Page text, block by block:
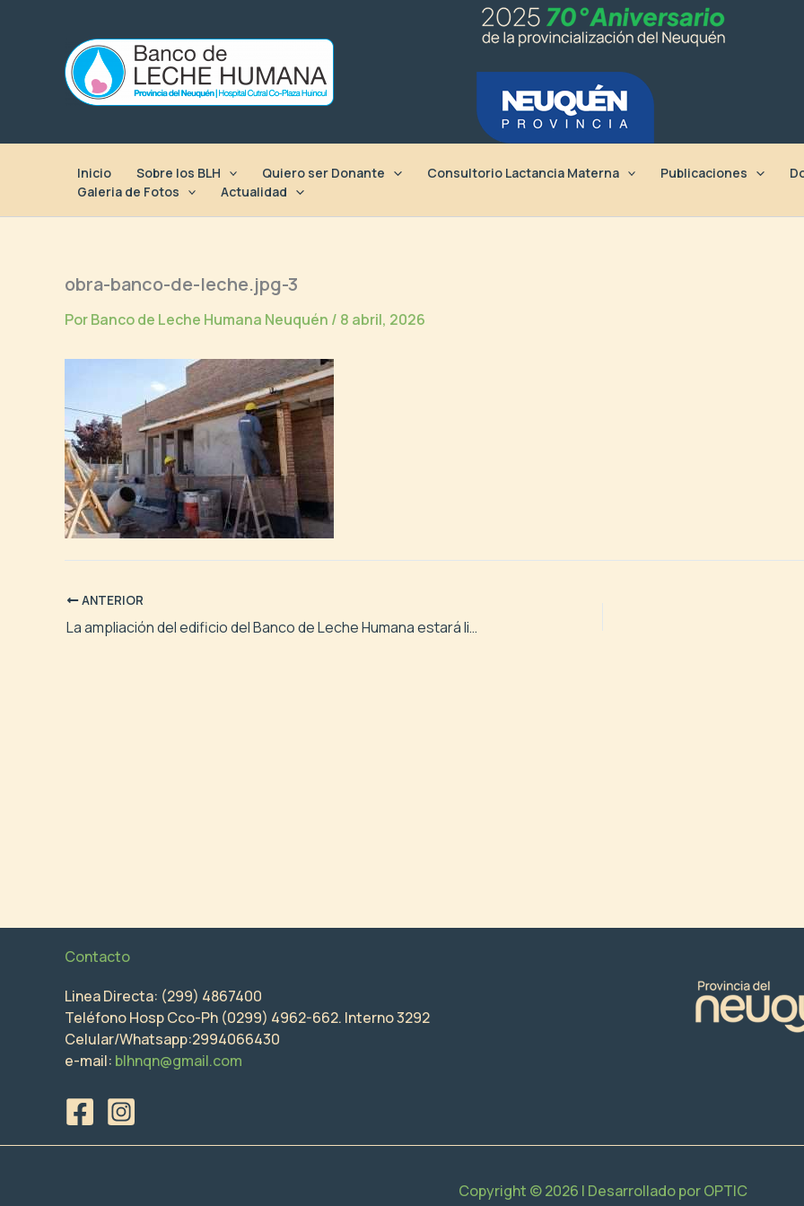
contenido
Inicio Sobre los BLH Quiero ser Donante Consultorio Lactancia Materna Publicaciones
Galeria de Fotos
Actualidad
obra-banco-de-leche.jpg-3
PorBanco de Leche Humana Neuquén / 8 abril, 2026
ANTERIOR
La ampliación del edificio del Banco de Leche Humana estará lista en junio
Contacto
Linea Directa: (299) 4867400
Teléfono Hosp Cco-Ph (0299) 4962-662. Interno 3292
Celular/Whatsapp:2994066430
e-mail: blhnqn@gmail.com
Copyright © 2026 | Desarrollado porOPTIC